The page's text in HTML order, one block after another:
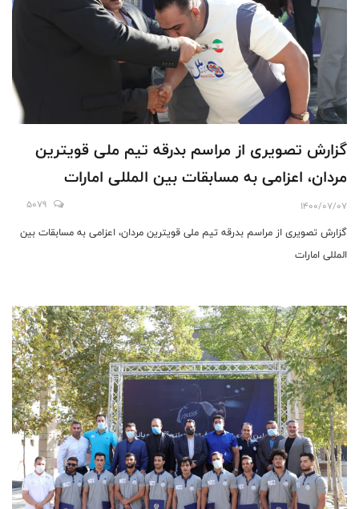
گزارش تصویری از مراسم بدرقه تیم ملی قویترین
مردان، اعزامی به مسابقات بین المللی امارات
1400/07/07
5079
گزارش تصویری از مراسم بدرقه تیم ملی قویترین مردان، اعزامی به مسابقات بین
المللی امارات